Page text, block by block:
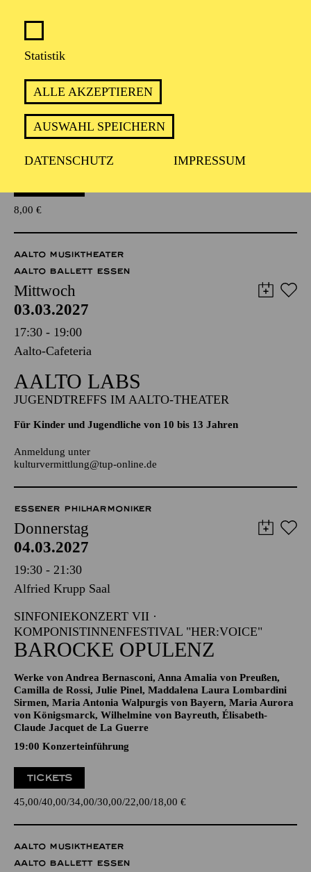
Statistik
ALLE AKZEPTIEREN
AUSWAHL SPEICHERN
DATENSCHUTZ IMPRESSUM
Aalto-Foyer
ÖFFENTLICHE THEATER­
FÜHRUNG
Zweistündiger öffentlicher Rundgang durch das Aalto-Theater
mit Blick hinter die Kulissen
AALTO MUSIKTHEATER
AALTO BALLETT ESSEN
Mittwoch
03.03.2027
17:30 - 19:00
Aalto-Cafeteria
AALTO LABS
Für Kinder und Jugendliche von 10 bis 13 Jahren
kulturvermittlung@tup-online.de
ESSENER PHILHARMONIKER
Donnerstag
04.03.2027
19:30 - 21:30
Alfried Krupp Saal
SINFONIEKONZERT VII ·
KOMPONISTINNENFESTIVAL "HER:VOICE"
BAROCKE OPULENZ
Werke von Andrea Bernasconi, Anna Amalia von Preußen,
Camilla de Rossi, Julie Pinel, Maddalena Laura Lombardini
von Königsmarck, Wilhelmine von Bayreuth, Élisabeth-
Claude Jacquet de La Guerre
19:00 Konzerteinführung
AALTO MUSIKTHEATER
AALTO BALLETT ESSEN
Freitag
05.03.2027